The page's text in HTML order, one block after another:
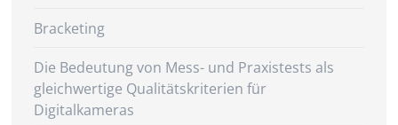
Bracketing
Die Bedeutung von Mess- und Praxistests als
gleichwertige Qualitätskriterien für
Digitalkameras